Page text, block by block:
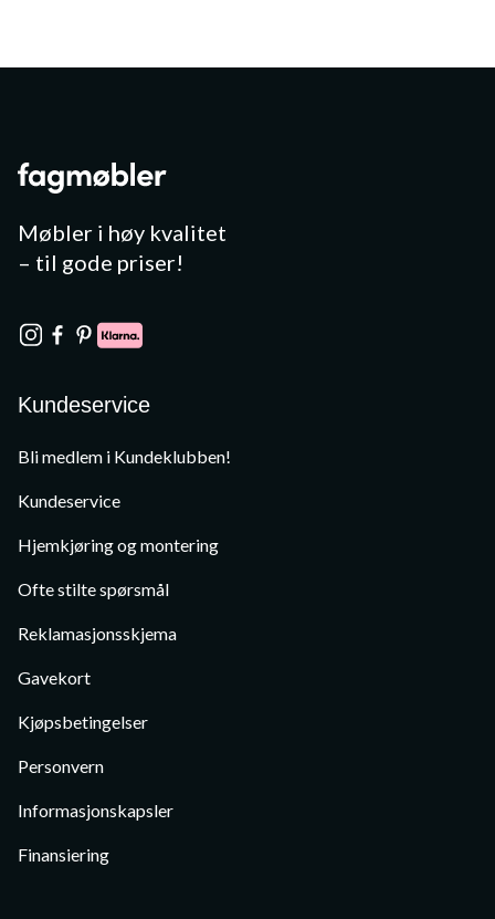
Møbler i høy kvalitet
– til gode priser!
Kundeservice
Bli medlem i Kundeklubben!
Kundeservice
Hjemkjøring og montering
Ofte stilte spørsmål
Reklamasjonsskjema
Gavekort
Kjøpsbetingelser
Personvern
Informasjonskapsler
Finansiering